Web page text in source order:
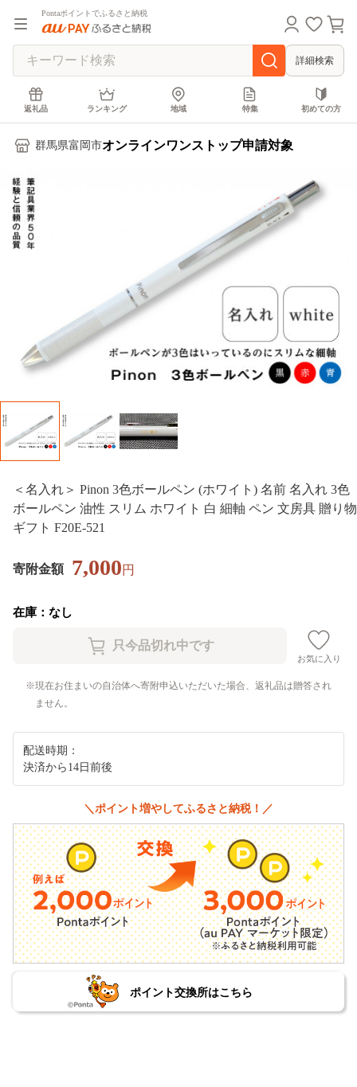
Pontaポイントでふるさと納税
詳細検索
返礼品 ランキング 地域 特集 初めての方
群馬県富岡市オンラインワンストップ申請対象
＜名入れ＞ Pinon 3色ボールペン (ホワイト) 名前 名入れ 3色
ボールペン 油性 スリム ホワイト 白 細軸 ペン 文房具 贈り物
ギフト F20E-521
寄附金額 7,000円
在庫：なし
お気に入り
現在お住まいの自治体へ寄附申込いただいた場合、返礼品は贈答され
ません。
配送時期：
決済から14日前後
＼ポイント増やしてふるさと納税！／
ポイント交換所はこちら